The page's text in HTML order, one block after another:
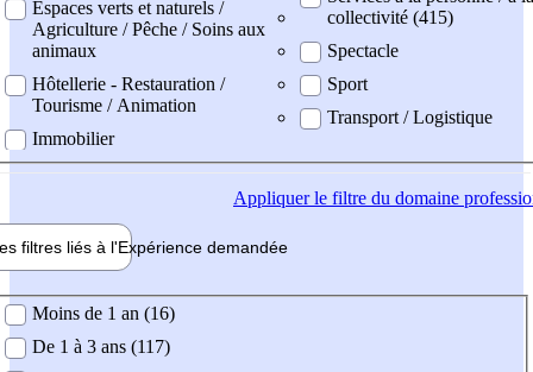
Espaces verts et naturels /
Agriculture / Pêche / Soins aux
animaux
Hôtellerie - Restauration /
Tourisme / Animation
Immobilier
collectivité (415)
Spectacle
Sport
Transport / Logistique
Appliquerle filtre du domaine
filtres liés à l'Expérience demandée
demandée
Moins de 1 an (16)
De 1 à 3 ans (117)